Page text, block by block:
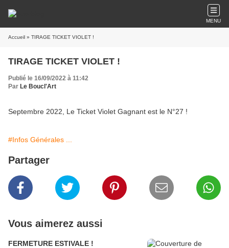
MENU
Accueil » TIRAGE TICKET VIOLET !
TIRAGE TICKET VIOLET !
Publié le 16/09/2022 à 11:42
Par Le Boucl'Art
Septembre 2022, Le Ticket Violet Gagnant est le N°27 !
#Infos Générales ...
Partager
Vous aimerez aussi
FERMETURE ESTIVALE !